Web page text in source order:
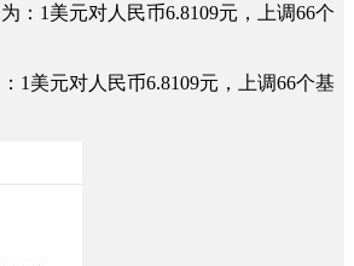
：1美元对人民币6.8109元，上调66个
美元对人民币6.8109元，上调66个基